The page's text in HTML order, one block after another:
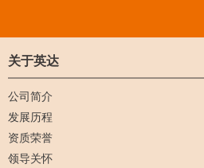
关于英达
公司简介
发展历程
资质荣誉
领导关怀